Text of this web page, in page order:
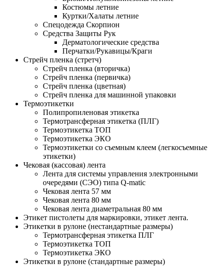
Костюмы летние
Куртки/Халаты летние
Спецодежда Скорпион
Средства Защиты Рук
Дерматологические средства
Перчатки/Рукавицы/Краги
Стрейч пленка (стретч)
Стрейч пленка (вторичка)
Стрейч пленка (первичка)
Стрейч пленка (цветная)
Стрейч пленка для машинной упаковки
Термоэтикетки
Полипропиленовая этикетка
Термотрансферная этикетка (ПЛГ)
Термоэтикетка ТОП
Термоэтикетка ЭКО
Термоэтикетки со съемным клеем (легкосъемные
этикетки)
Чековая (кассовая) лента
Лента для системы управления электронными
очередями (СЭО) типа Q-matic
Чековая лента 57 мм
Чековая лента 80 мм
Чековая лента диаметральная 80 мм
Этикет пистолеты для маркировки, этикет лента.
Этикетки в рулоне (нестандартные размеры)
Термотрансферная этикетка ПЛГ
Термоэтикетка ТОП
Термоэтикетка ЭКО
Этикетки в рулоне (стандартные размеры)